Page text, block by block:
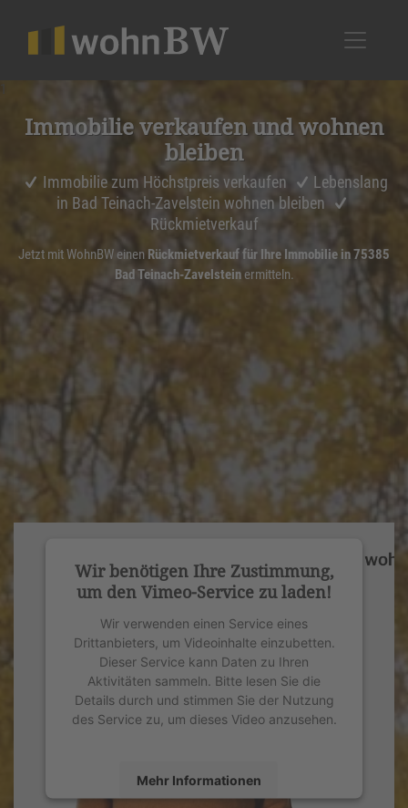
Immobilie verkaufen und wohnen
bleiben
Immobilie zum Höchstpreis verkaufen
Lebenslang
in Bad Teinach-Zavelstein wohnen bleiben
Rückmietverkauf
Jetzt mit WohnBW einen Rückmietverkauf für Ihre Immobilie in 75385
Bad Teinach-Zavelsteinermitteln.
Wir benötigen Ihre Zustimmung,
um den Vimeo-Service zu laden!
Wir verwenden einen Service eines
Drittanbieters, um Videoinhalte einzubetten.
Dieser Service kann Daten zu Ihren
Aktivitäten sammeln. Bitte lesen Sie die
Details durch und stimmen Sie der Nutzung
des Service zu, um dieses Video anzusehen.
Mehr Informationen